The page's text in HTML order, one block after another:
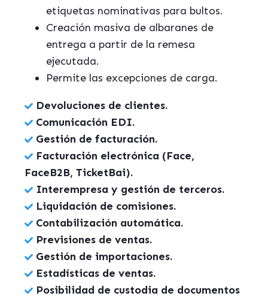
etiquetas nominativas para bultos.
Creación masiva de albaranes de
entrega a partir de la remesa
ejecutada.
Permite las excepciones de carga.
Devoluciones de clientes.
Comunicación EDI.
Gestión de facturación.
Facturación electrónica (Face,
FaceB2B, TicketBai).
Interempresa y gestión de terceros.
Liquidación de comisiones.
Contabilización automática.
Previsiones de ventas.
Gestión de importaciones.
Estadísticas de ventas.
Posibilidad de custodia de documentos